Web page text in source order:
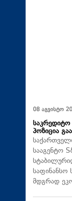
08 აგვისტო
საკრედიტო
პოზიცია
სააგენტო
საფინანსო
მდგრად